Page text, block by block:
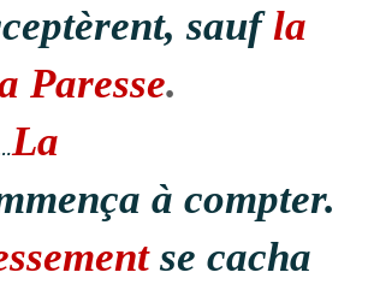
saufla
Paresse.
La
à compter.
se cacha